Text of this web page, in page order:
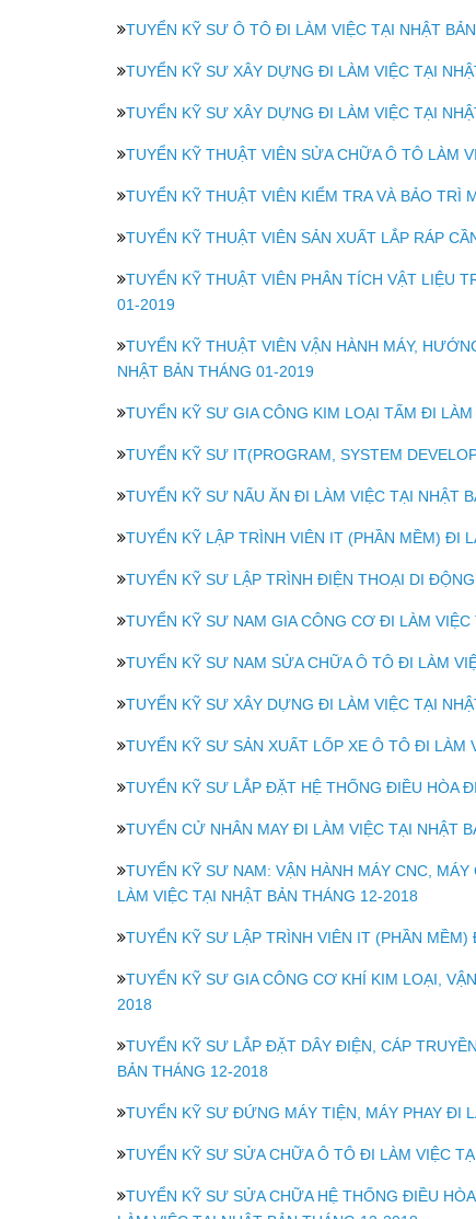
TUYỂN KỸ SƯ Ô TÔ ĐI LÀM VIỆC TẠI NHẬT
TUYỂN KỸ SƯ XÂY DỰNG ĐI LÀM VIỆC TẠI
TUYỂN KỸ SƯ XÂY DỰNG ĐI LÀM VIỆC TẠI
TUYỂN KỸ THUẬT VIÊN SỬA CHỮA Ô TÔ LÀM
TUYỂN KỸ THUẬT VIÊN KIỂM TRA VÀ BẢO TRÌ
TUYỂN KỸ THUẬT VIÊN SẢN XUẤT LẮP RÁP
TUYỂN KỸ THUẬT VIÊN PHÂN TÍCH VẬT LIỆU
01-2019
TUYỂN KỸ THUẬT VIÊN VẬN HÀNH MÁY,
NHẬT BẢN THÁNG 01-2019
TUYỂN KỸ SƯ GIA CÔNG KIM LOẠI TẤM ĐI
TUYỂN KỸ SƯ IT(PROGRAM, SYSTEM
TUYỂN KỸ SƯ NẤU ĂN ĐI LÀM VIỆC TẠI NHẬT
TUYỂN KỸ LẬP TRÌNH VIÊN IT (PHẦN MỀM) ĐI
TUYỂN KỸ SƯ LẬP TRÌNH ĐIỆN THOẠI DI
TUYỂN KỸ SƯ NAM GIA CÔNG CƠ ĐI LÀM
TUYỂN KỸ SƯ NAM SỬA CHỮA Ô TÔ ĐI LÀM
TUYỂN KỸ SƯ XÂY DỰNG ĐI LÀM VIỆC TẠI
TUYỂN KỸ SƯ SẢN XUẤT LỐP XE Ô TÔ ĐI LÀM
TUYỂN KỸ SƯ LẮP ĐẶT HỆ THỐNG ĐIỀU HÒA
TUYỂN CỬ NHÂN MAY ĐI LÀM VIỆC TẠI NHẬT
TUYỂN KỸ SƯ NAM: VẬN HÀNH MÁY CNC,
LÀM VIỆC TẠI NHẬT BẢN THÁNG 12-2018
TUYỂN KỸ SƯ LẬP TRÌNH VIÊN IT (PHẦN
TUYỂN KỸ SƯ GIA CÔNG CƠ KHÍ KIM LOẠI,
2018
TUYỂN KỸ SƯ LẮP ĐẶT DÂY ĐIỆN, CÁP
BẢN THÁNG 12-2018
TUYỂN KỸ SƯ ĐỨNG MÁY TIỆN, MÁY PHAY ĐI
TUYỂN KỸ SƯ SỬA CHỮA Ô TÔ ĐI LÀM VIỆC
TUYỂN KỸ SƯ SỬA CHỮA HỆ THỐNG ĐIỀU